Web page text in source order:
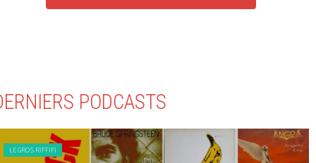
PODCASTS
LE GROS RIFFIFI